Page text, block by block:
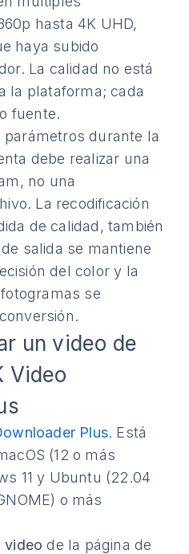
hasta 4K UHD,
haya subido
La calidad no está
la plataforma; cada
fuente.
durante la
debe realizar una
no una
La recodificación
de calidad, también
salida se mantiene
del color y la
se
un video de
Video
Plus. Está
(12 o más
11 y Ubuntu (22.04
o más
video de la página de